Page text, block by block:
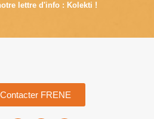
lettre d'info : Kolekti !
Contacter FRENE